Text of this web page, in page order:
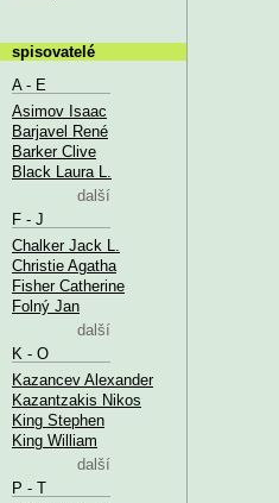
spisovatelé
A - E
Asimov Isaac
Barjavel René
Barker Clive
Black Laura L.
další
F - J
Chalker Jack L.
Christie Agatha
Fisher Catherine
Folný Jan
další
K - O
Kazancev Alexander
Kazantzakis Nikos
King Stephen
King William
další
P - T